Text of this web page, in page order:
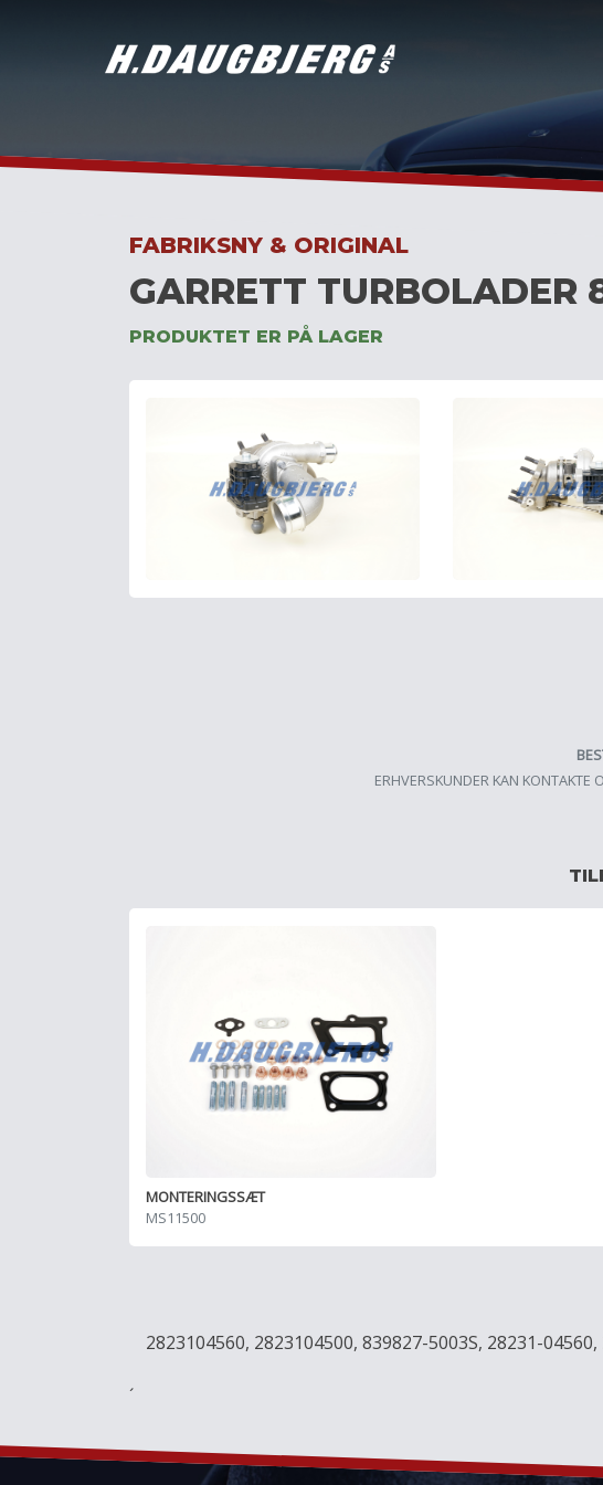
FABRIKSNY & ORIGINAL
GARRETT TURBOLADER
PRODUKTET ER PÅ LAGER
ERHVERSKUNDER KAN KONTAKTE
MONTERINGSSÆT
MS11500
2823104560, 2823104500, 839827-5003S, 28231-
´